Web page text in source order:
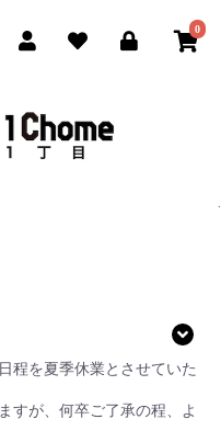
0
程を夏季休業とさせていた
すが、何卒ご了承の程、よ